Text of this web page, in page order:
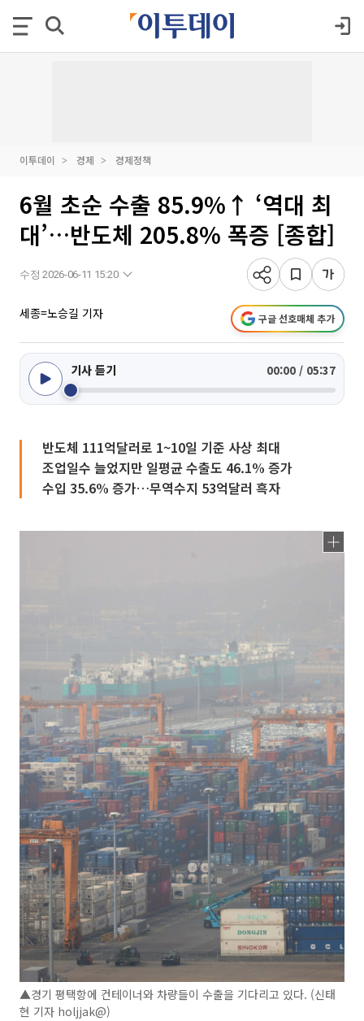
이투데이 경제 경제정책
6월 초순 수출 85.9%↑ ‘역대 최
대’…반도체 205.8% 폭증 [종합]
수정 2026-06-11 15:20
세종=노승길 기자 구글 선호매체 추가
기사 듣기 00:00 / 05:37
반도체 111억달러로 1~10일 기준 사상 최대
조업일수 늘었지만 일평균 수출도 46.1% 증가
수입 35.6% 증가…무역수지 53억달러 흑자
▲경기 평택항에 컨테이너와 차량들이 수출을 기다리고 있다. (신태
현 기자 holjjak@)